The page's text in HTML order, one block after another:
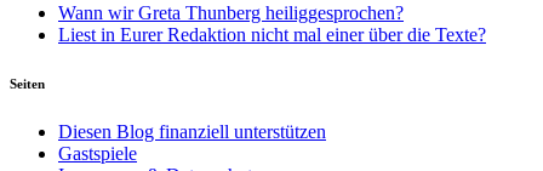
Wann wir Greta Thunberg heiliggesprochen?
Liest in Eurer Redaktion nicht mal einer über die Texte?
Seiten
Diesen Blog finanziell unterstützen
Gastspiele